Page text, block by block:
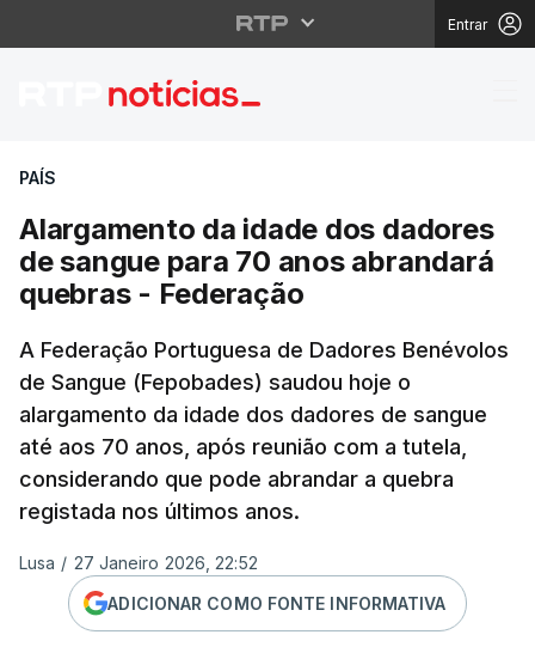
Entrar
Alargamento da
PAÍS
Alargamento da idade dos dadores
de sangue para 70 anos abrandará
quebras - Federação
A Federação Portuguesa de Dadores Benévolos
de Sangue (Fepobades) saudou hoje o
alargamento da idade dos dadores de sangue
até aos 70 anos, após reunião com a tutela,
considerando que pode abrandar a quebra
registada nos últimos anos.
Lusa / 27 Janeiro 2026, 22:52
ADICIONAR COMO FONTE INFORMATIVA